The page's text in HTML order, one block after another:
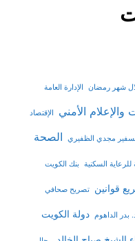
شهر رمضان الإدارة العامة
والإعلام الأمني الإقتصاد
مجدي الظفيري الصحة
السكنية بنك الكويت
قوانين تصريح صحافي
بدر الداهوم دولة الكويت